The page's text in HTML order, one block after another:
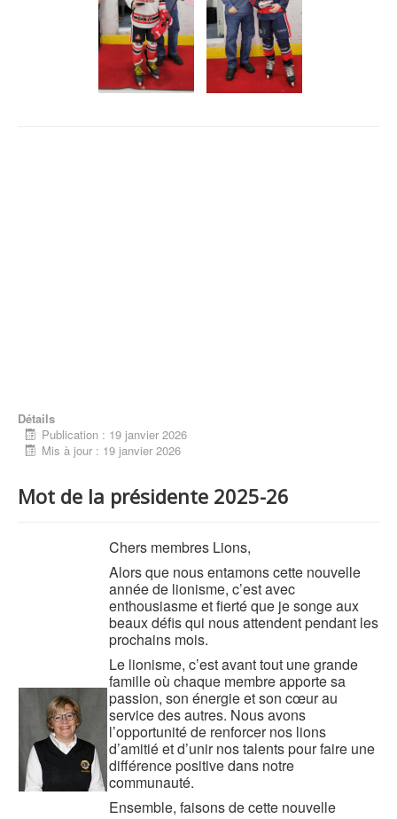
Détails
Publication : 19 janvier 2026
Mis à jour : 19 janvier 2026
Mot de la présidente 2025-26
Chers membres Lions,
Alors que nous entamons cette nouvelle
année de lionisme, c’est avec
enthousiasme et fierté que je songe aux
beaux défis qui nous attendent pendant les
prochains mois.
Le lionisme, c’est avant tout une grande
famille où chaque membre apporte sa
passion, son énergie et son cœur au
service des autres. Nous avons
l’opportunité de renforcer nos lions
d’amitié et d’unir nos talents pour faire une
différence positive dans notre
communauté.
Ensemble, faisons de cette nouvelle